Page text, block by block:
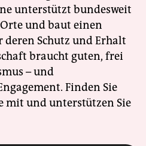
unterstützt bundesweit
und baut einen
deren Schutz und Erhalt
braucht guten, frei
– und
Finden Sie
mit und unterstützen Sie